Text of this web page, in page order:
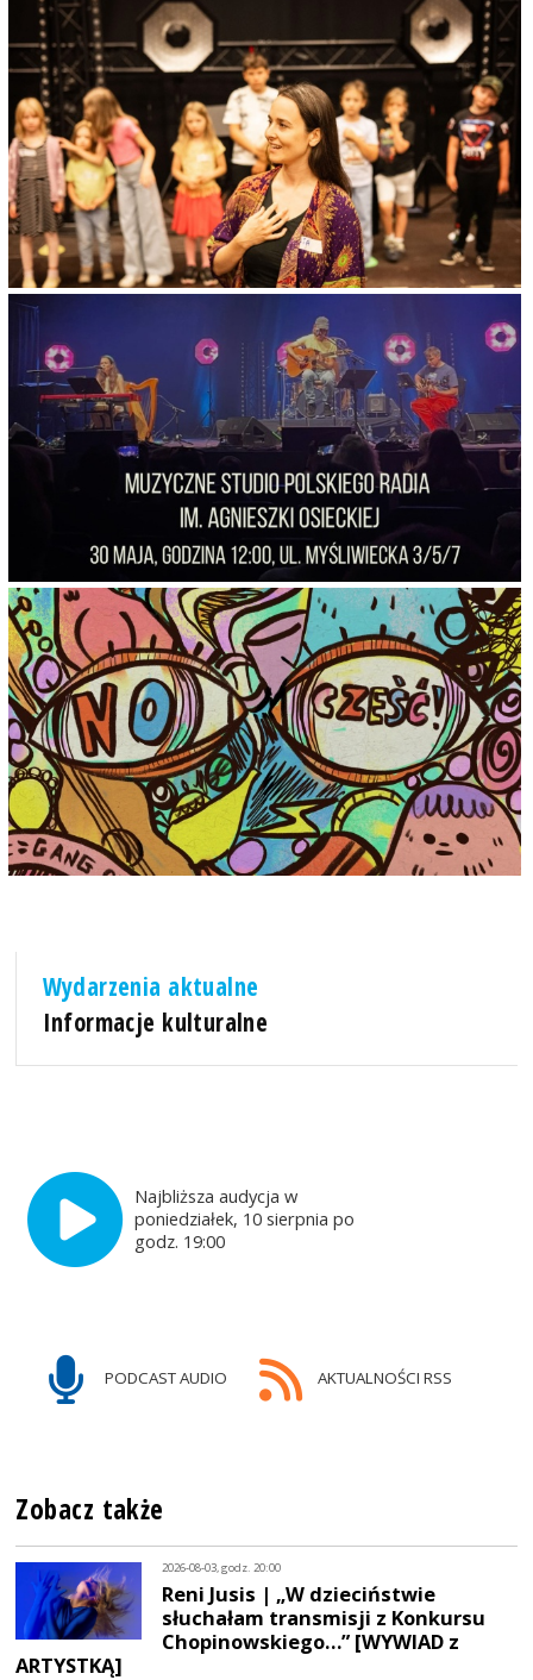
Wydarzenia aktualne
Informacje kulturalne
Najbliższa audycja w
poniedziałek, 10 sierpnia po
godz. 19:00
PODCAST AUDIO AKTUALNOŚCI RSS
Zobacz także
2026-08-03, godz. 20:00
Reni Jusis | „W dzieciństwie
słuchałam transmisji z Konkursu
Chopinowskiego…” [WYWIAD z
ARTYSTKĄ]